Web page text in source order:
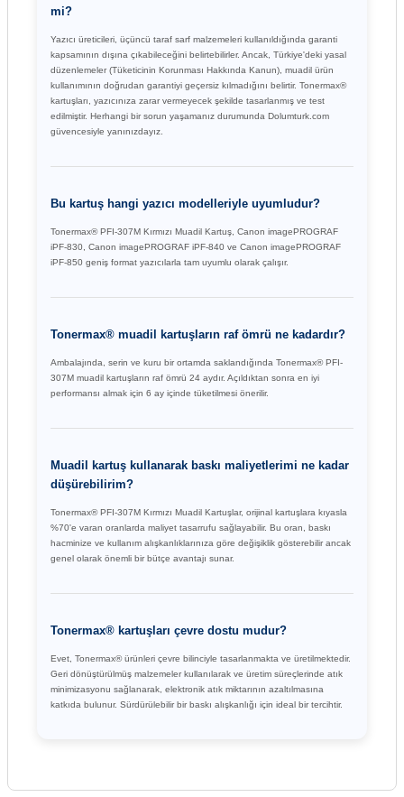
mi?
Yazıcı üreticileri, üçüncü taraf sarf malzemeleri kullanıldığında garanti
kapsamının dışına çıkabileceğini belirtebilirler. Ancak, Türkiye'deki yasal
düzenlemeler (Tüketicinin Korunması Hakkında Kanun), muadil ürün
kullanımının doğrudan garantiyi geçersiz kılmadığını belirtir. Tonermax®
kartuşları, yazıcınıza zarar vermeyecek şekilde tasarlanmış ve test
edilmiştir. Herhangi bir sorun yaşamanız durumunda Dolumturk.com
güvencesiyle yanınızdayız.
Bu kartuş hangi yazıcı modelleriyle uyumludur?
Tonermax® PFI-307M Kırmızı Muadil Kartuş, Canon imagePROGRAF
iPF-830, Canon imagePROGRAF iPF-840 ve Canon imagePROGRAF
iPF-850 geniş format yazıcılarla tam uyumlu olarak çalışır.
Tonermax® muadil kartuşların raf ömrü ne kadardır?
Ambalajında, serin ve kuru bir ortamda saklandığında Tonermax® PFI-
307M muadil kartuşların raf ömrü 24 aydır. Açıldıktan sonra en iyi
performansı almak için 6 ay içinde tüketilmesi önerilir.
Muadil kartuş kullanarak baskı maliyetlerimi ne kadar
düşürebilirim?
Tonermax® PFI-307M Kırmızı Muadil Kartuşlar, orijinal kartuşlara kıyasla
%70'e varan oranlarda maliyet tasarrufu sağlayabilir. Bu oran, baskı
hacminize ve kullanım alışkanlıklarınıza göre değişiklik gösterebilir ancak
genel olarak önemli bir bütçe avantajı sunar.
Tonermax® kartuşları çevre dostu mudur?
Evet, Tonermax® ürünleri çevre bilinciyle tasarlanmakta ve üretilmektedir.
Geri dönüştürülmüş malzemeler kullanılarak ve üretim süreçlerinde atık
minimizasyonu sağlanarak, elektronik atık miktarının azaltılmasına
katkıda bulunur. Sürdürülebilir bir baskı alışkanlığı için ideal bir tercihtir.